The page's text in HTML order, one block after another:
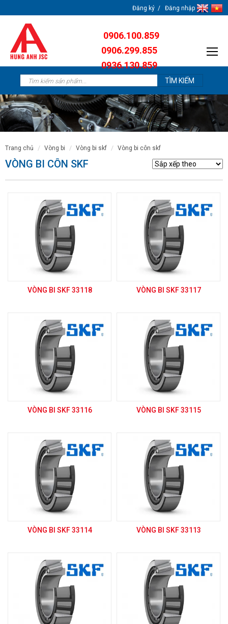
Đăng ký Đăng nhập
0906.100.859
0906.299.855
0936.130.859
trang chủ vòng bi vòng bi skf vòng bi côn skf
VÒNG BI CÔN SKF
VÒNG BI SKF 33118 VÒNG BI SKF 33117
VÒNG BI SKF 33116 VÒNG BI SKF 33115
VÒNG BI SKF 33114 VÒNG BI SKF 33113